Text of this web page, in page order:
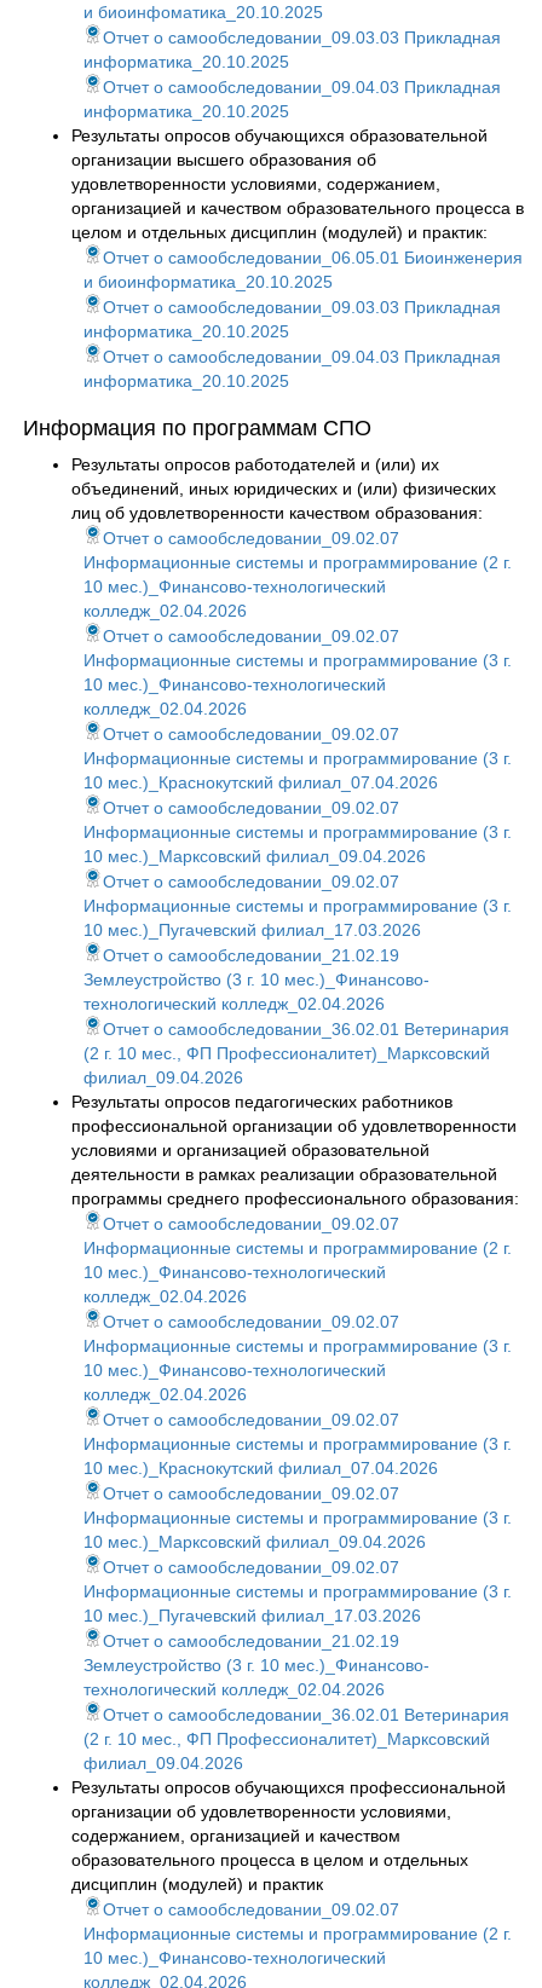
и биоинфоматика_20.10.2025
Отчет о самообследовании_09.03.03 Прикладная
информатика_20.10.2025
Отчет о самообследовании_09.04.03 Прикладная
информатика_20.10.2025
Результаты опросов обучающихся образовательной
организации высшего образования об
удовлетворенности условиями, содержанием,
организацией и качеством образовательного процесса в
целом и отдельных дисциплин (модулей) и практик:
Отчет о самообследовании_06.05.01 Биоинженерия
и биоинформатика_20.10.2025
Отчет о самообследовании_09.03.03 Прикладная
информатика_20.10.2025
Отчет о самообследовании_09.04.03 Прикладная
информатика_20.10.2025
Информация по программам СПО
Результаты опросов работодателей и (или) их
объединений, иных юридических и (или) физических
лиц об удовлетворенности качеством образования:
Отчет о самообследовании_09.02.07
Информационные системы и программирование (2 г.
10 мес.)_Финансово-технологический
колледж_02.04.2026
Отчет о самообследовании_09.02.07
Информационные системы и программирование (3 г.
10 мес.)_Финансово-технологический
колледж_02.04.2026
Отчет о самообследовании_09.02.07
Информационные системы и программирование (3 г.
10 мес.)_Краснокутский филиал_07.04.2026
Отчет о самообследовании_09.02.07
Информационные системы и программирование (3 г.
10 мес.)_Марксовский филиал_09.04.2026
Отчет о самообследовании_09.02.07
Информационные системы и программирование (3 г.
10 мес.)_Пугачевский филиал_17.03.2026
Отчет о самообследовании_21.02.19
Землеустройство (3 г. 10 мес.)_Финансово-
технологический колледж_02.04.2026
Отчет о самообследовании_36.02.01 Ветеринария
(2 г. 10 мес., ФП Профессионалитет)_Марксовский
филиал_09.04.2026
Результаты опросов педагогических работников
профессиональной организации об удовлетворенности
условиями и организацией образовательной
деятельности в рамках реализации образовательной
программы среднего профессионального образования:
Отчет о самообследовании_09.02.07
Информационные системы и программирование (2 г.
10 мес.)_Финансово-технологический
колледж_02.04.2026
Отчет о самообследовании_09.02.07
Информационные системы и программирование (3 г.
10 мес.)_Финансово-технологический
колледж_02.04.2026
Отчет о самообследовании_09.02.07
Информационные системы и программирование (3 г.
10 мес.)_Краснокутский филиал_07.04.2026
Отчет о самообследовании_09.02.07
Информационные системы и программирование (3 г.
10 мес.)_Марксовский филиал_09.04.2026
Отчет о самообследовании_09.02.07
Информационные системы и программирование (3 г.
10 мес.)_Пугачевский филиал_17.03.2026
Отчет о самообследовании_21.02.19
Землеустройство (3 г. 10 мес.)_Финансово-
технологический колледж_02.04.2026
Отчет о самообследовании_36.02.01 Ветеринария
(2 г. 10 мес., ФП Профессионалитет)_Марксовский
филиал_09.04.2026
Результаты опросов обучающихся профессиональной
организации об удовлетворенности условиями,
содержанием, организацией и качеством
образовательного процесса в целом и отдельных
дисциплин (модулей) и практик
Отчет о самообследовании_09.02.07
Информационные системы и программирование (2 г.
10 мес.)_Финансово-технологический
колледж_02.04.2026